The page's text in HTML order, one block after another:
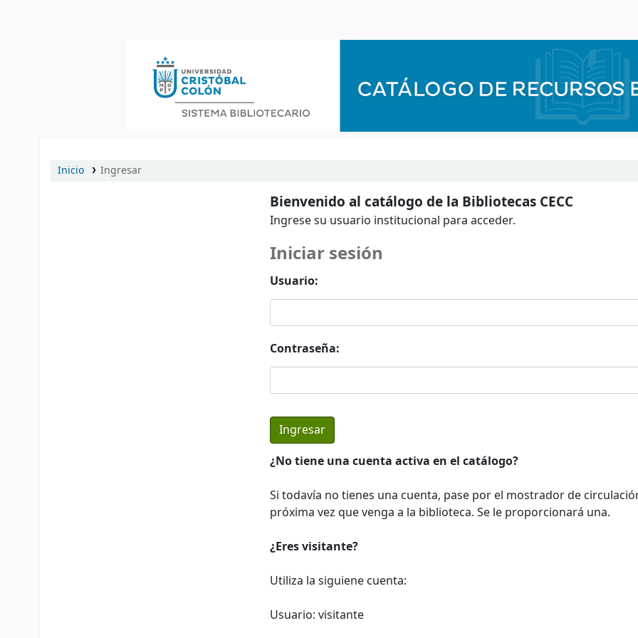
Inicio Ingresar
Bienvenido al catálogo de la Bibliotecas CECC
Ingrese su usuario institucional para acceder.
Iniciar sesión
Usuario:
Contraseña:
¿No tiene una cuenta activa en el catálogo?
Si todavía no tienes una cuenta, pase por el mostrador de
próxima vez que venga a la biblioteca. Se le proporcionará una.
¿Eres visitante?
Utiliza la siguiene cuenta:
Usuario: visitante